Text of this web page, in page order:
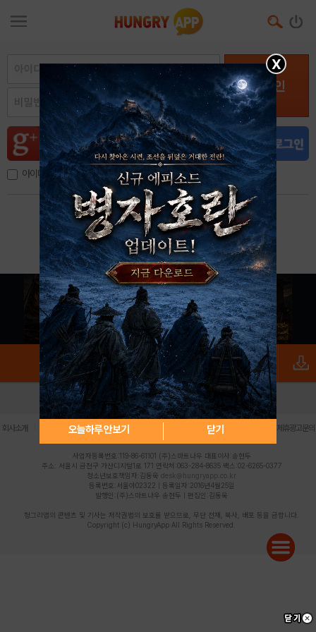
로그인
아이디, 이메일 저장
아이디 / 비밀번호 찾기 회원가입
X
오늘하루 안보기 닫기
로그인 PC버전 전체앱
회사소개 | 개인정보 처리방침 불법촬영물 신고센터 제휴광고문의
사업자등록번호:119-86-61101 (주)스마트나우 대표이사:송현두
주소: 서울시 금천구 가산디지털1로 171 연락처:063-284-8635 팩스:02-6265-0377
청소년보호책임자:김동욱 desk@hungryapp.co.kr
등록번호:서울아02322 | 등록일자:2016년4월25일
발행인:(주)스마트나우 송현두 | 편집인:김동욱
헝그리앱의 콘텐츠 및 기사는 저작권법의 보호를 받으므로, 무단 전재, 복사, 배포 등을 금합니다.
Copyright (c) HungryApp All Rights Reserved.